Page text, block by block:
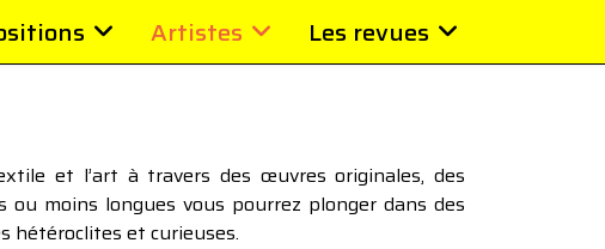
Artistes Les revues
et l’art à travers des œuvres originales, des
moins longues vous pourrez plonger dans des
hétéroclites et curieuses.